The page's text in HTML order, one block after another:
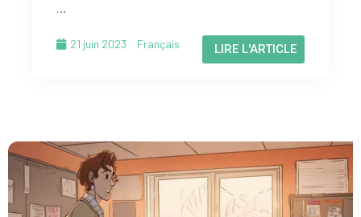
…
21 juin 2023 Français LIRE L'ARTICLE